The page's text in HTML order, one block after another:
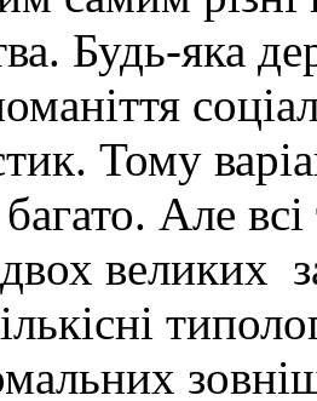
Будь-яка
Тому
Але
великих